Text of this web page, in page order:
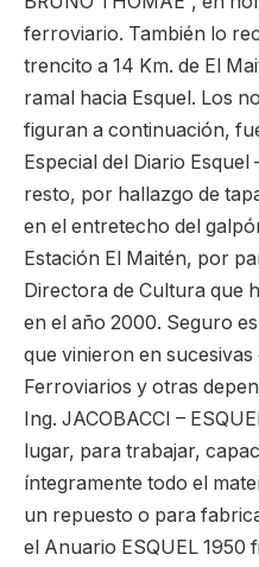
ferroviario. También lo
trencito a 14 Km. de El
ramal hacia Esquel. Los
figuran a continuación,
Especial del Diario Esquel
resto, por hallazgo de
en el entretecho del
Estación El Maitén, por
Directora de Cultura que
en el año 2000. Seguro
que vinieron en sucesivas
Ferroviarios y otras
Ing. JACOBACCI –
lugar, para trabajar,
íntegramente todo el
un repuesto o para
el Anuario ESQUEL 1950